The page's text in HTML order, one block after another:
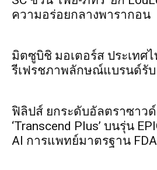
ความอร่อยกลางพารากอน
มิตซูบิชิ มอเตอร์ส ประเทศไ
รีเฟรชภาพลักษณ์แบรนด์รับ
ฟิลิปส์ ยกระดับอัลตราซาวด์
‘Transcend Plus’ บนรุ่น
AI การแพทย์มาตรฐาน